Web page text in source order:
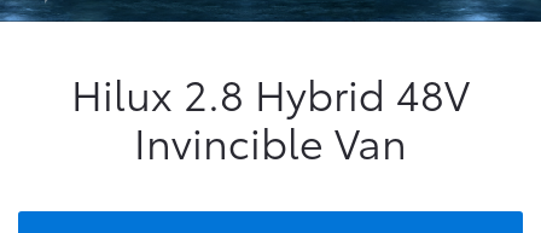
Hilux 2.8 Hybrid 48V
Invincible Van